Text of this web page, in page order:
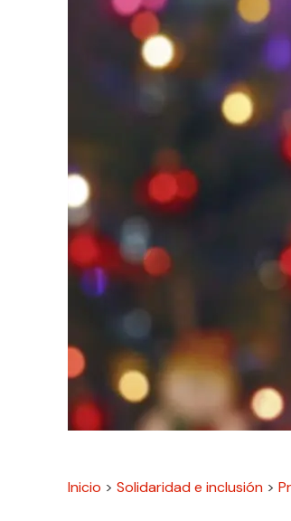
Inicio > Solidaridad e inclusión >